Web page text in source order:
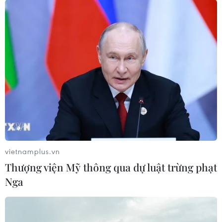
29/07/2026 14:37
Triệu hồi để kiểm tra sản phẩm xe
môtô Honda CB1000 Hornet
29/07/2026 07:19
Nhà sản xuất ôtô Porsche cắt giảm
thêm 5.000 việc làm
27/07/2026 14:48
Trung Quốc đẩy mạnh chiến lược
"toàn chuỗi" trong xuất khẩu xe năng
vietnamplus.vn
Thượng viện Mỹ thông qua dự luật trừng phạt
Nga